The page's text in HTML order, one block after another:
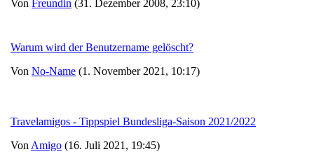
Von Freundin (31. Dezember 2008, 23:10)
Warum wird der Benutzername gelöscht?
Von No-Name (1. November 2021, 10:17)
Travelamigos - Tippspiel Bundesliga-Saison 2021/2022
Von Amigo (16. Juli 2021, 19:45)